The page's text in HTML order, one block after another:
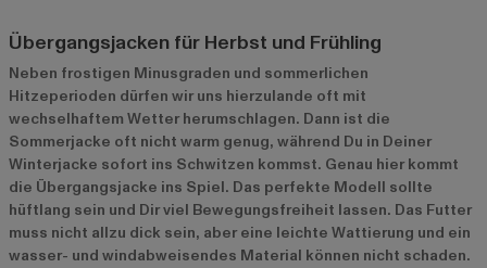
Übergangsjacken für Herbst und Frühling
Neben frostigen Minusgraden und sommerlichen
Hitzeperioden dürfen wir uns hierzulande oft mit
wechselhaftem Wetter herumschlagen. Dann ist die
Sommerjacke oft nicht warm genug, während Du in Deiner
Winterjacke sofort ins Schwitzen kommst. Genau hier kommt
die Übergangsjacke ins Spiel. Das perfekte Modell sollte
hüftlang sein und Dir viel Bewegungsfreiheit lassen. Das Futter
muss nicht allzu dick sein, aber eine leichte Wattierung und ein
wasser- und windabweisendes Material können nicht schaden.